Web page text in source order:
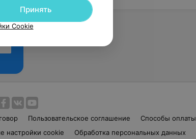
Пользовательское соглашение Способы оплаты
настройки cookie Обработка персональных данных
Принять
Cookie